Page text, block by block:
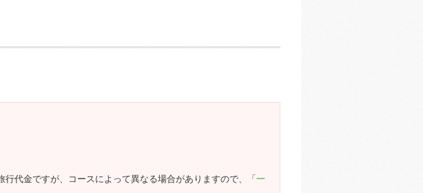
代金ですが、コースによって異なる場合がありますので、「 一